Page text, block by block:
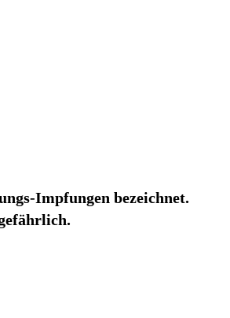
Impfungen bezeichnet.